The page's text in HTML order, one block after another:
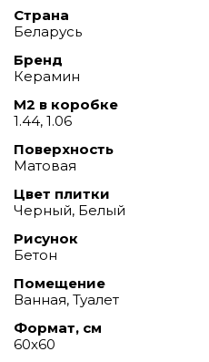
Страна
Беларусь
Бренд
Керамин
М2 в коробке
1.44, 1.06
Поверхность
Матовая
Цвет плитки
Черный, Белый
Рисунок
Бетон
Помещение
Ванная, Туалет
Формат, см
60x60